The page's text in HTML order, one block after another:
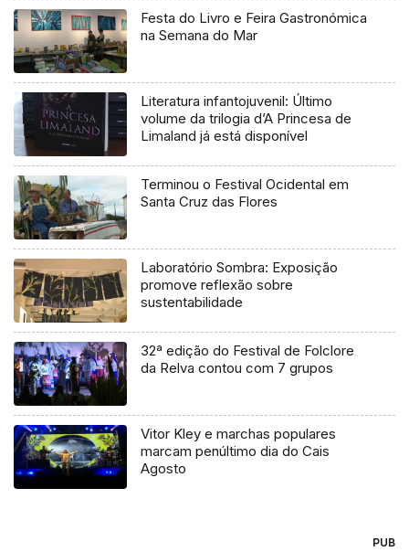
Festa do Livro e Feira Gastronómica
na Semana do Mar
Literatura infantojuvenil: Último
volume da trilogia d’A Princesa de
Limaland já está disponível
Terminou o Festival Ocidental em
Santa Cruz das Flores
Laboratório Sombra: Exposição
promove reflexão sobre
sustentabilidade
32ª edição do Festival de Folclore
da Relva contou com 7 grupos
Vitor Kley e marchas populares
marcam penúltimo dia do Cais
Agosto
PUB